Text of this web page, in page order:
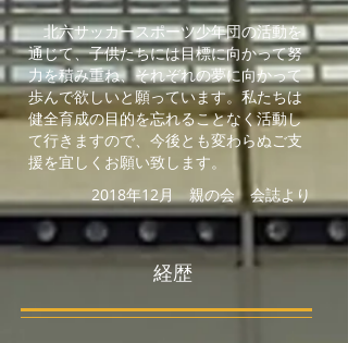
北六サッカースポーツ少年団の活動を
通じて、子供たちには目標に向かって努
力を積み重ね、それぞれの夢に向かって
歩んで欲しいと願っています。私たちは
健全育成の目的を忘れることなく活動し
て行きますので、今後とも変わらぬご支
援を宜しくお願い致します。
2018年12月 親の会 会誌より
経歴